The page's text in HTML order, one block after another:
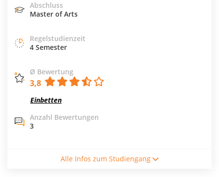
Abschluss
Master of Arts
Regelstudienzeit
4 Semester
Ø Bewertung
3,8
Einbetten
Anzahl Bewertungen
3
Alle Infos zum Studiengang